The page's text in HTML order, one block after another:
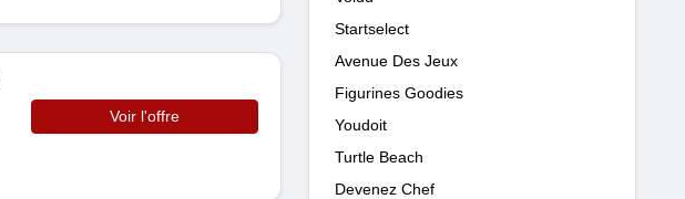
Voir l'offre
Startselect
Avenue Des Jeux
Figurines Goodies
Youdoit
Turtle Beach
Devenez Chef